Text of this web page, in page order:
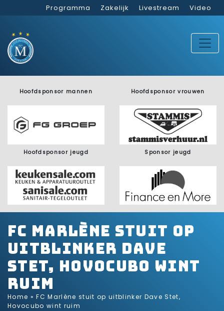
Programma Zakelijk Livestream Video
Hoofdsponsor mannen Hoofdsponsor vrouwen
Hoofdsponsor jeugd Sponsor jeugd
FC Marlène stuit op
uitblinker Dave
Stet, Hovocubo wint
ruim
Home »FC Marlène stuit op uitblinker Dave Stet,
Hovocubo wint ruim